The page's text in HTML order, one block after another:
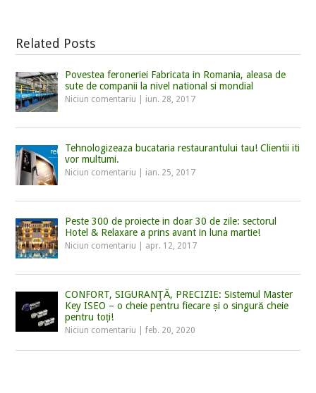
Related Posts
Povestea feroneriei Fabricata in Romania, aleasa de
sute de companii la nivel national si mondial
Niciun comentariu iun. 28, 2017
Tehnologizeaza bucataria restaurantului tau! Clientii iti
vor multumi.
Niciun comentariu ian. 25, 2017
Peste 300 de proiecte in doar 30 de zile: sectorul
Hotel & Relaxare a prins avant in luna martie!
Niciun comentariu apr. 12, 2017
CONFORT, SIGURANŢĂ, PRECIZIE: Sistemul Master
Key ISEO – o cheie pentru fiecare și o singură cheie
pentru toți!
Niciun comentariu |feb. 20, 2020